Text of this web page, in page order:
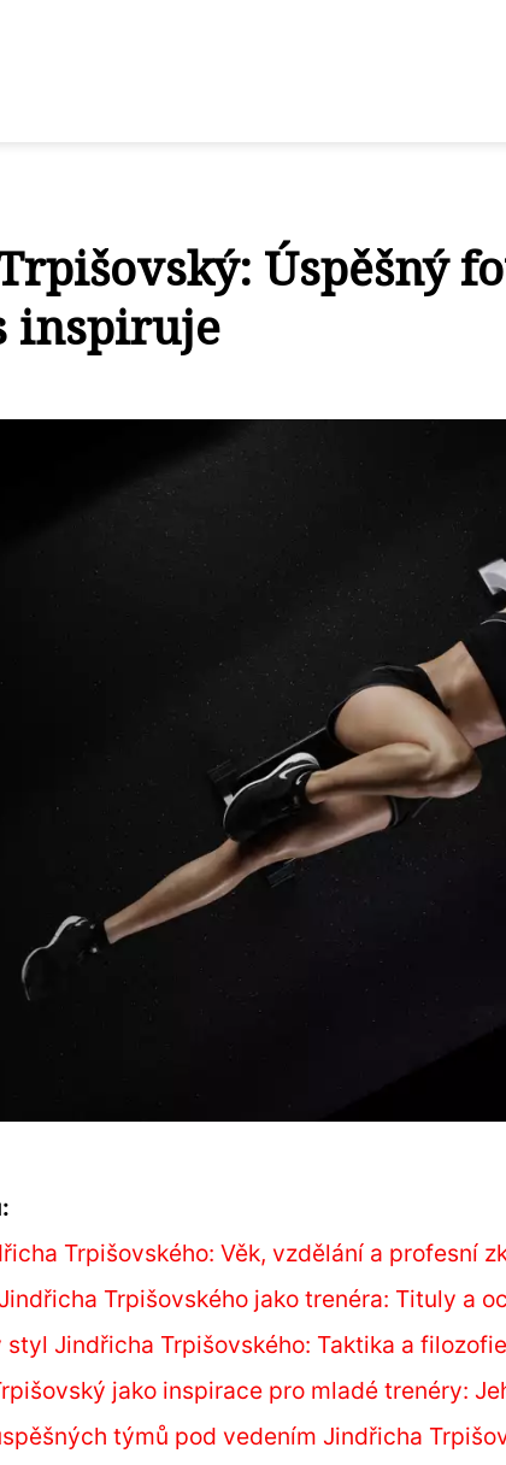
Úspěšný
inspiruje
Trpišovského: Věk, vzdělání a profesní
Trpišovského jako trenéra: Tituly a
styl Jindřicha Trpišovského: Taktika a
jako inspirace pro mladé trenéry:
týmů pod vedením Jindřicha